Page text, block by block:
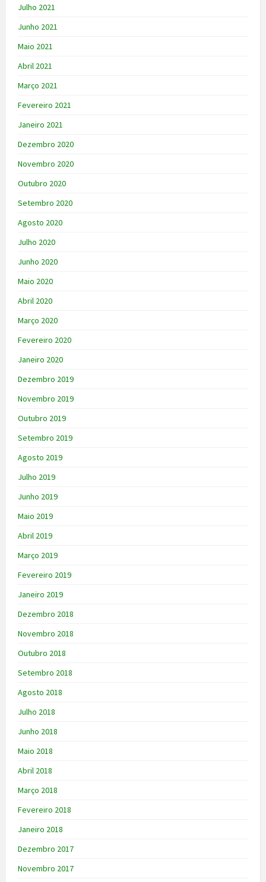
Julho 2021
Junho 2021
Maio 2021
Abril 2021
Março 2021
Fevereiro 2021
Janeiro 2021
Dezembro 2020
Novembro 2020
Outubro 2020
Setembro 2020
Agosto 2020
Julho 2020
Junho 2020
Maio 2020
Abril 2020
Março 2020
Fevereiro 2020
Janeiro 2020
Dezembro 2019
Novembro 2019
Outubro 2019
Setembro 2019
Agosto 2019
Julho 2019
Junho 2019
Maio 2019
Abril 2019
Março 2019
Fevereiro 2019
Janeiro 2019
Dezembro 2018
Novembro 2018
Outubro 2018
Setembro 2018
Agosto 2018
Julho 2018
Junho 2018
Maio 2018
Abril 2018
Março 2018
Fevereiro 2018
Janeiro 2018
Dezembro 2017
Novembro 2017